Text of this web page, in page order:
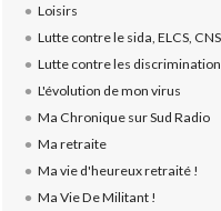
Loisirs
Lutte contre le sida, ELCS,
Lutte contre les
L'évolution de mon virus
Ma Chronique sur Sud Radio
Ma retraite
Ma vie d'heureux retraité !
Ma Vie De Militant !